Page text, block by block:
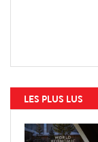
LES PLUS LUS